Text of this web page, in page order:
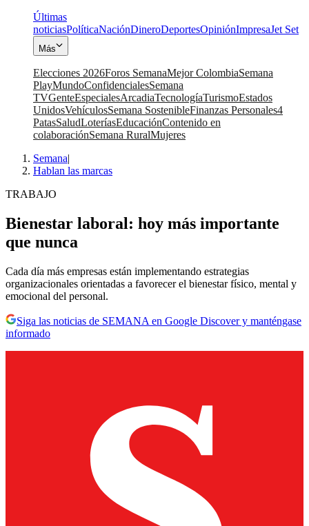
Últimas
noticiasPolíticaNaciónDineroDeportesOpiniónImpresaJet Set
Más
Elecciones 2026Foros SemanaMejor ColombiaSemana
PlayMundoConfidencialesSemana
TVGenteEspecialesArcadiaTecnologíaTurismoEstados
UnidosVehículosSemana SostenibleFinanzas Personales4
PatasSaludLoteríasEducaciónContenido en
colaboraciónSemana RuralMujeres
Semana|
Hablan las marcas
TRABAJO
Bienestar laboral: hoy más importante
que nunca
Cada día más empresas están implementando estrategias
organizacionales orientadas a favorecer el bienestar físico, mental y
emocional del personal.
Siga las noticias de SEMANA en Google Discover y manténgase
informado